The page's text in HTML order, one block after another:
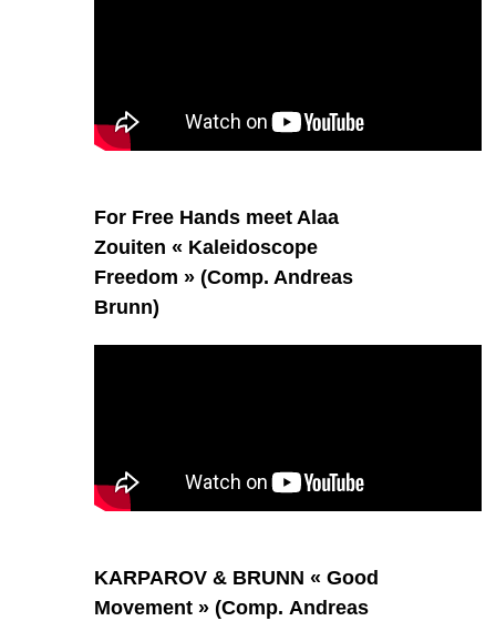
For Free Hands meet Alaa
Zouiten « Kaleidoscope
Freedom » (Comp. Andreas
Brunn)
KARPAROV & BRUNN « Good
Movement » (Comp. Andreas